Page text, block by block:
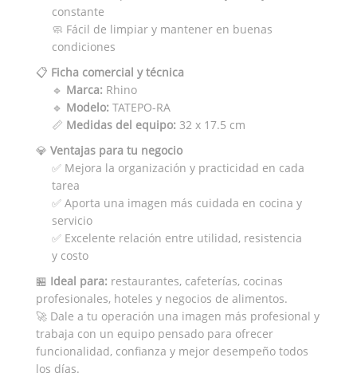
constante
🧼 Fácil de limpiar y mantener en buenas
condiciones
📋 Ficha comercial y técnica
🔹 Marca: Rhino
🔹 Modelo: TATEPO-RA
📏 Medidas del equipo: 32 x 17.5 cm
💎 Ventajas para tu negocio
✅ Mejora la organización y practicidad en cada
tarea
✅ Aporta una imagen más cuidada en cocina y
servicio
✅ Excelente relación entre utilidad, resistencia
y costo
🏪 Ideal para: restaurantes, cafeterías, cocinas
profesionales, hoteles y negocios de alimentos.
🚀 Dale a tu operación una imagen más profesional y
trabaja con un equipo pensado para ofrecer
funcionalidad, confianza y mejor desempeño todos
los días.